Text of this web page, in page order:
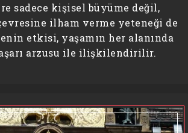
sadece kişisel büyüme değil,
ilham verme yeteneği de
etkisi, yaşamın her alanında
arzusu ile ilişkilendirilir.